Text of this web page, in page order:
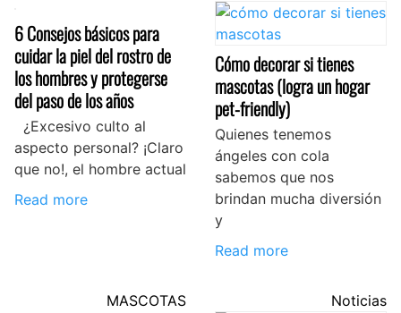
6 Consejos básicos para
cuidar la piel del rostro de
los hombres y protegerse
del paso de los años
¿Excesivo culto al
aspecto personal? ¡Claro
que no!, el hombre actual
Read more
Cómo decorar si tienes
mascotas (logra un hogar
pet-friendly)
Quienes tenemos
ángeles con cola
sabemos que nos
brindan mucha diversión
y
Read more
MASCOTAS Noticias